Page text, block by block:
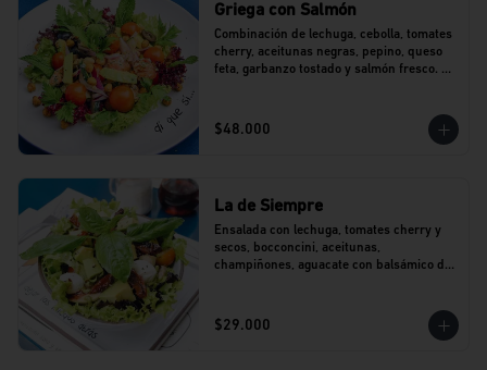
Griega con Salmón
Combinación de lechuga, cebolla, tomates
cherry, aceitunas negras, pepino, queso
feta, garbanzo tostado y salmón fresco.
$48.000
La de Siempre
Ensalada con lechuga, tomates cherry y
secos, bocconcini, aceitunas,
champiñones, aguacate con balsámico de
$29.000